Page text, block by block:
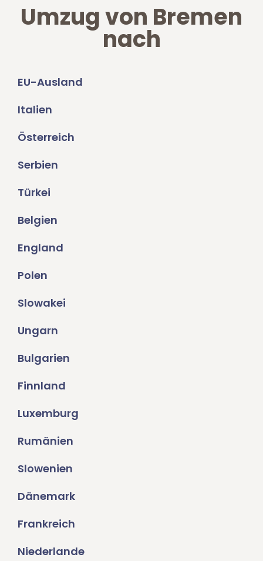
Umzug von Bremen
nach
EU-Ausland
Italien
Österreich
Serbien
Türkei
Belgien
England
Polen
Slowakei
Ungarn
Bulgarien
Finnland
Luxemburg
Rumänien
Slowenien
Dänemark
Frankreich
Niederlande